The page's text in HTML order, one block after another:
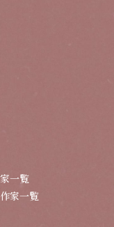
一覧
家一覧